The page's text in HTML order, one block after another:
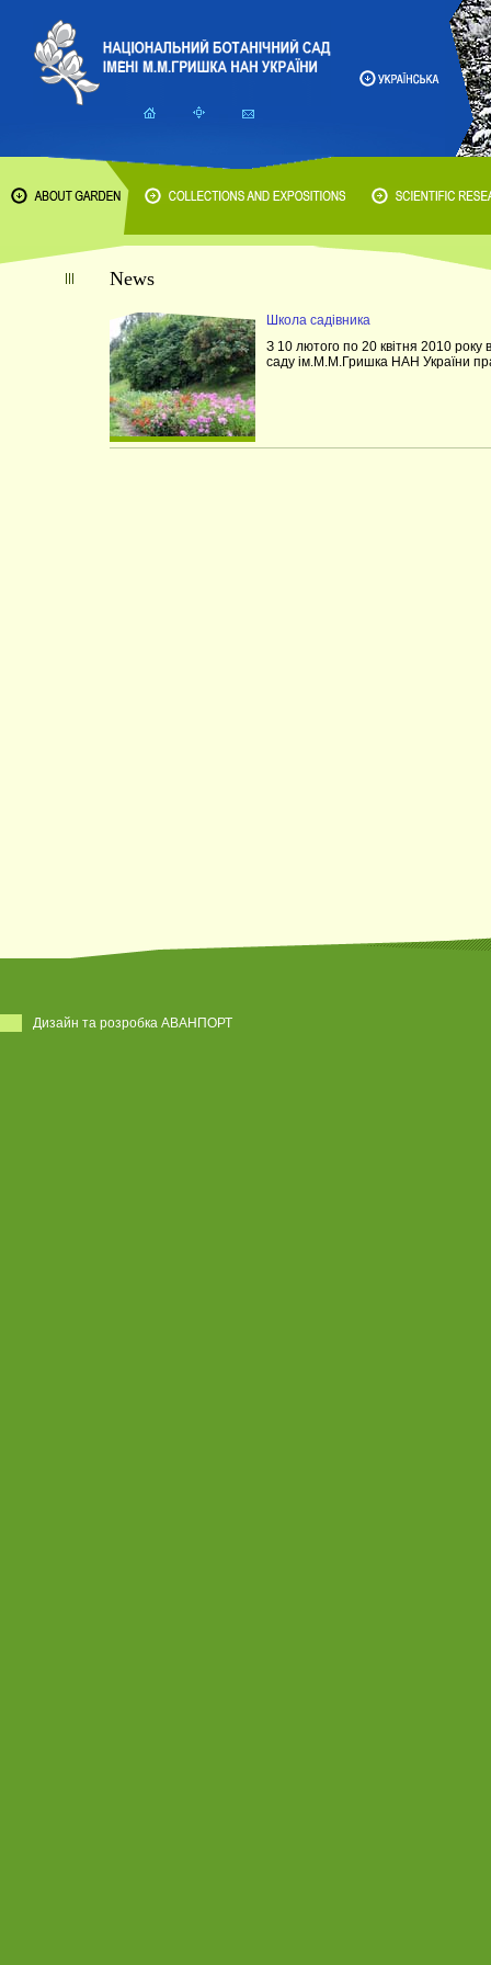
News
Школа садівника
З 10 лютого по 20 квітня 2010 року
саду ім.М.М.Гришка НАН України
Дизайн та розробка АВАНПОРТ